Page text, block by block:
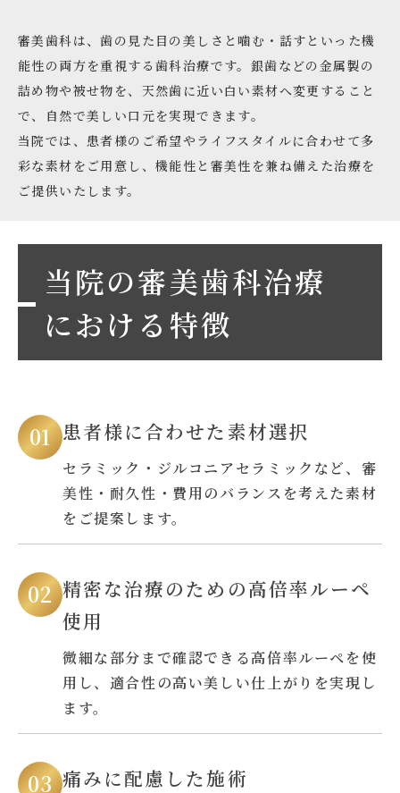
審美歯科は、歯の見た目の美しさと噛む・話すといった機
能性の両方を重視する歯科治療です。銀歯などの金属製の
詰め物や被せ物を、天然歯に近い白い素材へ変更すること
で、自然で美しい口元を実現できます。
当院では、患者様のご希望やライフスタイルに合わせて多
彩な素材をご用意し、機能性と審美性を兼ね備えた治療を
ご提供いたします。
当院の審美歯科治療
における特徴
患者様に合わせた素材選択
セラミック・ジルコニアセラミックなど、審
美性・耐久性・費用のバランスを考えた素材
をご提案します。
精密な治療のための高倍率ルーペ
使用
微細な部分まで確認できる高倍率ルーペを使
用し、適合性の高い美しい仕上がりを実現し
ます。
痛みに配慮した施術